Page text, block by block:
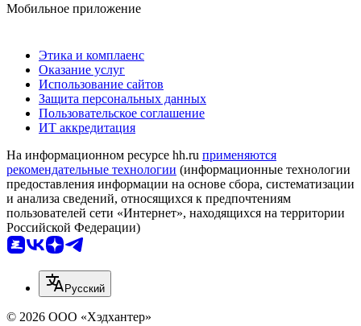
Мобильное приложение
Этика и комплаенс
Оказание услуг
Использование сайтов
Защита персональных данных
Пользовательское соглашение
ИТ аккредитация
На информационном ресурсе hh.ru применяются
рекомендательные технологии (информационные технологии
предоставления информации на основе сбора, систематизации
и анализа сведений, относящихся к предпочтениям
пользователей сети «Интернет», находящихся на территории
Российской Федерации)
Русский
© 2026 ООО «Хэдхантер»